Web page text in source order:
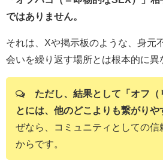
ではありません。
それは、Xや掲示板のような、身元
会いを繰り返す場所とは根本的に異
ただし、結果として「オフ（
とには、他のどこよりも繋がりや
ぜなら、コミュニティとしての信
からです。